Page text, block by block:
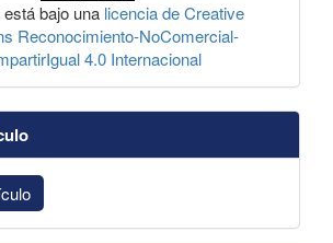
bajo una licencia de Creative
Reconocimiento-NoComercial-
4.0 Internacional